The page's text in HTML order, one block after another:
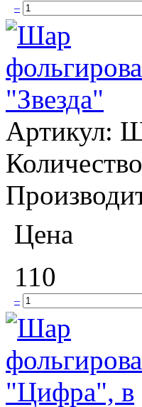
–
Артикул:
Цена
110
–